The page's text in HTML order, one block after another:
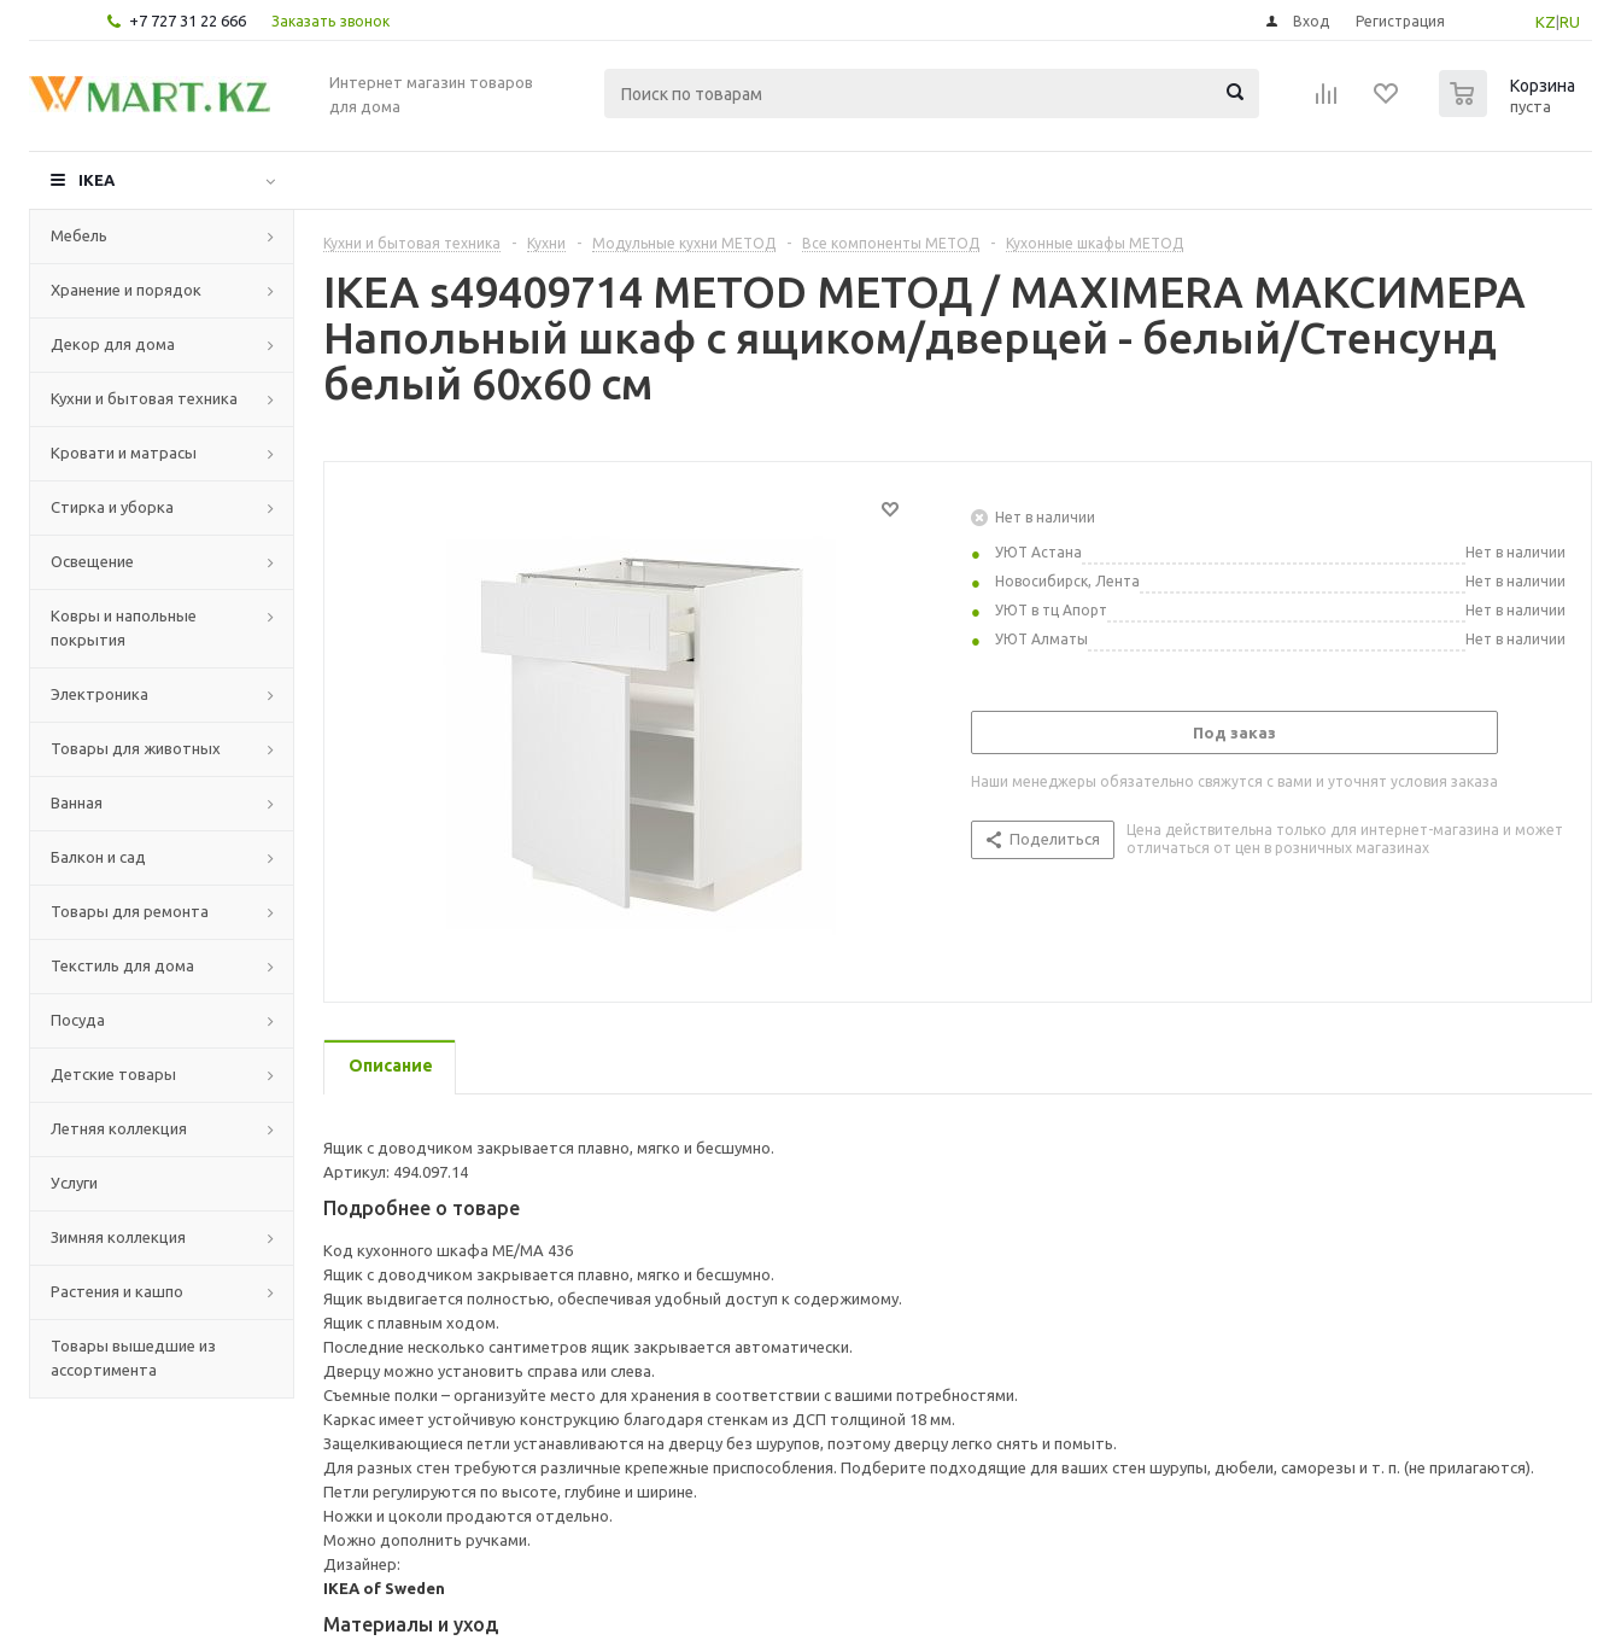
+7 727 31 22 666 Заказать звонок KZ RU
Вход Регистрация
Интернет магазин товаров
для дома
Корзина
пуста
IKEA
Мебель
Хранение и порядок
Декор для дома
Кухни и бытовая техника
Кровати и матрасы
Стирка и уборка
Освещение
Ковры и напольные
покрытия
Электроника
Товары для животных
Ванная
Балкон и сад
Товары для ремонта
Текстиль для дома
Посуда
Детские товары
Летняя коллекция
Услуги
Зимняя коллекция
Растения и кашпо
Товары вышедшие из
ассортимента
Кухни и бытовая техника - Кухни - Модульные кухни МЕТОД - Все компоненты МЕТОД - Кухонные шкафы МЕТОД
IKEA s49409714 METOD МЕТОД / MAXIMERA МАКСИМЕРА
Напольный шкаф с ящиком/дверцей - белый/Стенсунд
белый 60x60 см
Нет в наличии
УЮТ Астана
Нет в наличии
Новосибирск, Лента
Нет в наличии
УЮТ в тц Апорт
Нет в наличии
УЮТ Алматы
Нет в наличии
Под заказ
Наши менеджеры обязательно свяжутся с вами и уточнят условия заказа
Поделиться
Цена действительна только для интернет-магазина и может
отличаться от цен в розничных магазинах
Описание
Ящик с доводчиком закрывается плавно, мягко и бесшумно.
Артикул: 494.097.14
Подробнее о товаре
Код кухонного шкафа ME/MA 436
Ящик с доводчиком закрывается плавно, мягко и бесшумно.
Ящик выдвигается полностью, обеспечивая удобный доступ к содержимому.
Ящик с плавным ходом.
Последние несколько сантиметров ящик закрывается автоматически.
Дверцу можно установить справа или слева.
Съемные полки – организуйте место для хранения в соответствии с вашими потребностями.
Каркас имеет устойчивую конструкцию благодаря стенкам из ДСП толщиной 18 мм.
Защелкивающиеся петли устанавливаются на дверцу без шурупов, поэтому дверцу легко снять и помыть.
Для разных стен требуются различные крепежные приспособления. Подберите подходящие для ваших стен шурупы, дюбели, саморезы и т. п. (не прилагаются).
Петли регулируются по высоте, глубине и ширине.
Ножки и цоколи продаются отдельно.
Можно дополнить ручками.
Дизайнер:
IKEA of Sweden
Материалы и уход